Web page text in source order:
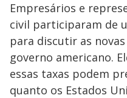
Empresários e
civil participaram de
para discutir as
governo americano.
essas taxas podem
quanto os Estados